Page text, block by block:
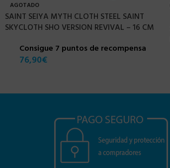
AGOTADO
SAINT SEIYA MYTH CLOTH STEEL SAINT
SKYCLOTH SHO VERSION REVIVAL – 16 CM
Consigue 7 puntos de recompensa
76,90€